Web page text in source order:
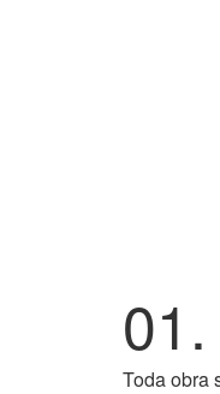
01.
Toda obra